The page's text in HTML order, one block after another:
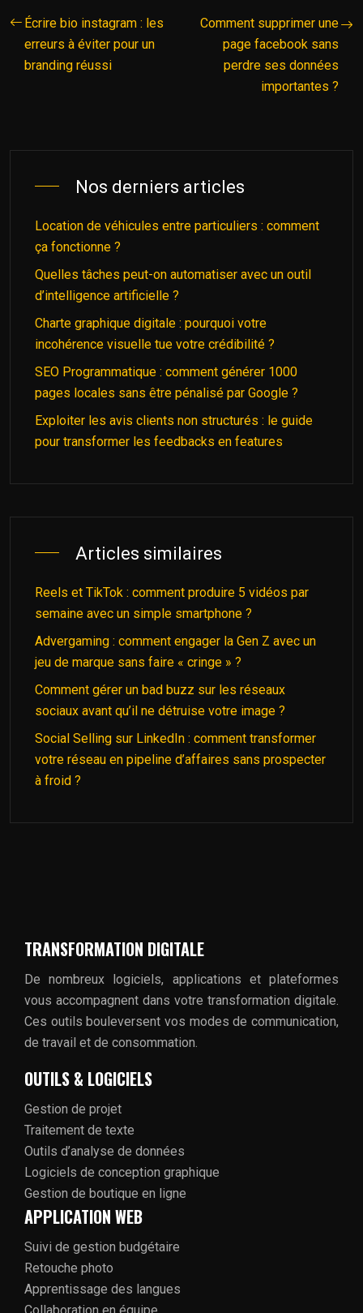
Écrire bio instagram : les
erreurs à éviter pour un
branding réussi
Comment supprimer une
page facebook sans
perdre ses données
importantes ?
Nos derniers articles
Location de véhicules entre particuliers : comment
ça fonctionne ?
Quelles tâches peut-on automatiser avec un outil
d’intelligence artificielle ?
Charte graphique digitale : pourquoi votre
incohérence visuelle tue votre crédibilité ?
SEO Programmatique : comment générer 1000
pages locales sans être pénalisé par Google ?
Exploiter les avis clients non structurés : le guide
pour transformer les feedbacks en features
Articles similaires
Reels et TikTok : comment produire 5 vidéos par
semaine avec un simple smartphone ?
Advergaming : comment engager la Gen Z avec un
jeu de marque sans faire « cringe » ?
Comment gérer un bad buzz sur les réseaux
sociaux avant qu’il ne détruise votre image ?
Social Selling sur LinkedIn : comment transformer
votre réseau en pipeline d’affaires sans prospecter
à froid ?
TRANSFORMATION DIGITALE
De nombreux logiciels, applications et plateformes
vous accompagnent dans votre transformation digitale.
Ces outils bouleversent vos modes de communication,
de travail et de consommation.
OUTILS & LOGICIELS
Gestion de projet
Traitement de texte
Outils d’analyse de données
Logiciels de conception graphique
Gestion de boutique en ligne
APPLICATION WEB
Suivi de gestion budgétaire
Retouche photo
Apprentissage des langues